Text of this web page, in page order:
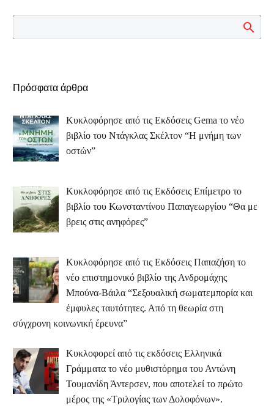
Πρόσφατα άρθρα
Κυκλοφόρησε από τις Εκδόσεις Gema το νέο
βιβλίο του Ντάγκλας Σκέλτον “Η μνήμη των
οστών”
Κυκλοφόρησε από τις Εκδόσεις Επίμετρο το
βιβλίο του Κωνσταντίνου Παπαγεωργίου “Θα με
βρεις στις ανηφόρες”
Κυκλοφόρησε από τις Εκδόσεις Παπαζήση το
νέο επιστημονικό βιβλίο της Ανδρομάχης
Μπούνα-Βάιλα “Σεξουαλική σωματεμπορία και
έμφυλες ταυτότητες. Από τη θεωρία στη
σύγχρονη κοινωνική έρευνα”
Κυκλοφορεί από τις εκδόσεις Ελληνικά
Γράμματα το νέο μυθιστόρημα του Αντώνη
Τουμανίδη Άντερσεν, που αποτελεί το πρώτο
μέρος της «Τριλογίας των Δολοφόνων».